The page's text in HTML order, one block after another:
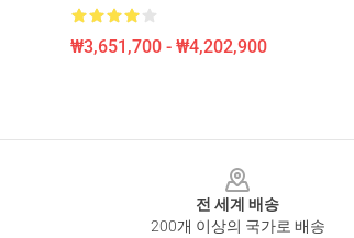
₩3,651,700 - ₩4,202,900
전 세계 배송
200개 이상의 국가로 배송